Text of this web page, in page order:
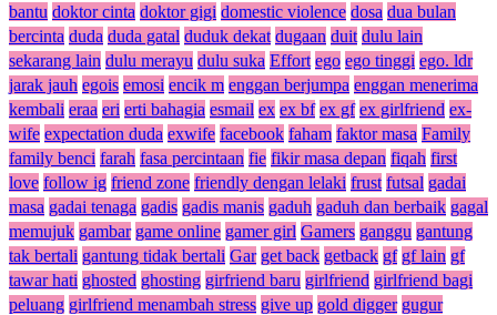
bantu doktor cinta doktor gigi domestic violence dosa dua bulan
bercinta duda duda gatal duduk dekat dugaan duit dulu lain
sekarang lain dulu merayu dulu suka Effort ego ego tinggi ego. ldr
jarak jauh egois emosi encik m enggan berjumpa enggan menerima
kembali eraa eri erti bahagia esmail ex ex bf ex gf ex girlfriend ex-
wife expectation duda exwife facebook faham faktor masa Family
family benci farah fasa percintaan fie fikir masa depan fiqah first
love follow ig friend zone friendly dengan lelaki frust futsal gadai
masa gadai tenaga gadis gadis manis gaduh gaduh dan berbaik gagal
memujuk gambar game online gamer girl Gamers ganggu gantung
tak bertali gantung tidak bertali Gar get back getback gf gf lain gf
tawar hati ghosted ghosting girfriend baru girlfriend girlfriend bagi
peluang girlfriend menambah stress give up gold digger gugur